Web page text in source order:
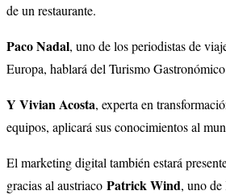
de un restaurante.
Paco Nadal, uno de los periodistas de
Europa, hablará del Turismo
Y Vivian Acosta, experta en
equipos, aplicará sus conocimientos al
El marketing digital también estará
gracias al austriaco Patrick Wind, uno de